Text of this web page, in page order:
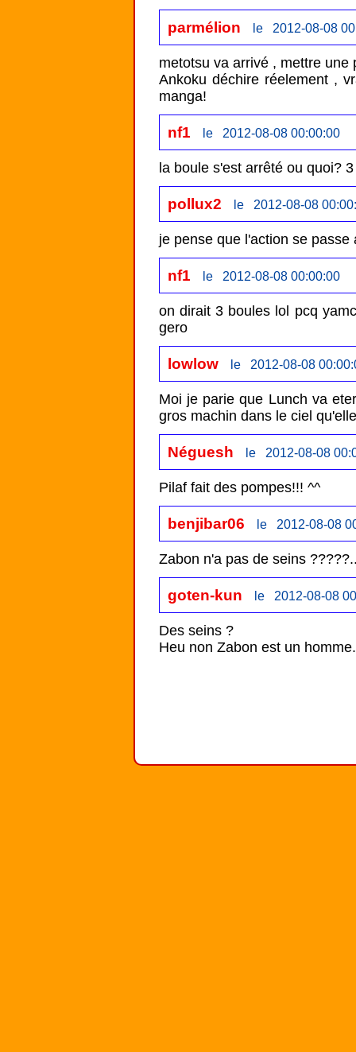
parmélion le 2012-08-08
metotsu va arrivé , mettre
Ankoku déchire réelement ,
manga!
nf1 le 2012-08-08 00:00:00
la boule s'est arrêté ou quoi?
pollux2 le 2012-08-08
je pense que l'action se
nf1 le 2012-08-08 00:00:00
on dirait 3 boules lol pcq
gero
lowlow le 2012-08-08
Moi je parie que Lunch va
gros machin dans le ciel
Néguesh le 2012-08-08
Pilaf fait des pompes!!! ^^
benjibar06 le 2012-08-08
goten-kun le 2012-08-08
Des seins ?
Heu non Zabon est un